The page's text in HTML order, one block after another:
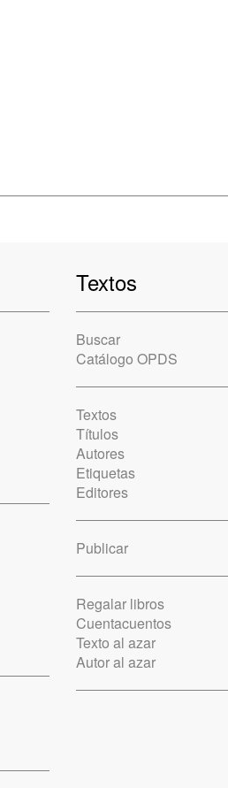
Textos
Buscar
Catálogo OPDS
Textos
Títulos
Autores
Etiquetas
Editores
Publicar
Regalar libros
Cuentacuentos
Texto al azar
Autor al azar